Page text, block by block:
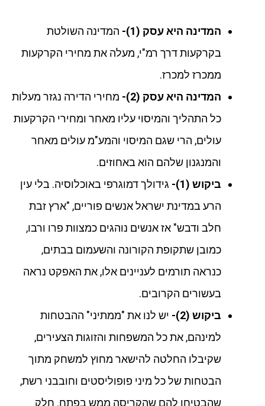
המדינה היא עסק (1)-
המדינה השולטת
בקרקעות דרך רמ"י, מעלה את מחירי הקרקעות
ממכרז למכרז.
המדינה היא עסק (2)-
מחירי הדירה נגזר מעלות
כל התהליך והמיסוי עליו מאחר ומחירי הקרקעות
עולים, הרי שגם המיסוי והמע"מ עולים מאחר
והמנגנון שלהם הוא באחוזים.
ביקוש (1)-
גידולך דמוגרפי באוכלוסיה. בלי עין
הרע במדינת ישראל אנשים פוריים, "ארץ זבת
חלב ודבש" אז אנשים נוהגים כמצוות פרו ורבו,
כמובן שתקופת הקורונה והשעמום בבתים,
כנראה תורמים לעניינים אלו, את האפקט נראה
בעשורים הקרובים.
ביקוש (2)-
יש לנו את "ממתיני" ההבטחות
למינהם, את כל המשפחות והזוגות הצעירים,
שקיבלו החלטה להישאר מחוץ למשחק מתוך
הבטחות של כל מיני פופוליסטים וחובבני רשת,
שהבטיחו להם שהקריסה ממש בפתח. חלק